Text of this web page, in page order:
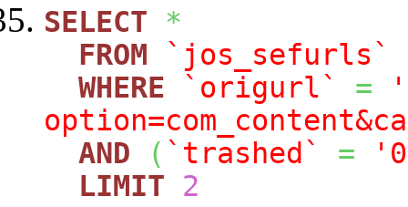
SELECT
*
FROM
`jos_sefurls`
WHERE
`origurl` =
AND
( `trashed` =
LIMIT
2